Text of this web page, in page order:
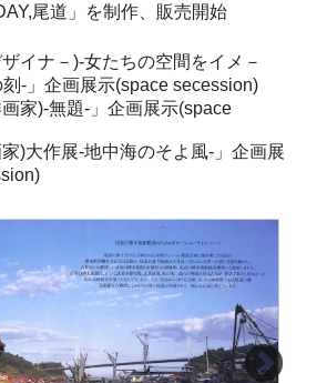
尾道」を制作、販売開始
イナ－)-女たちの空間をイメ－
-」企画展示(space secession)
家)-無題-」企画展示(space
)大作展-地中海のそよ風-」企画展